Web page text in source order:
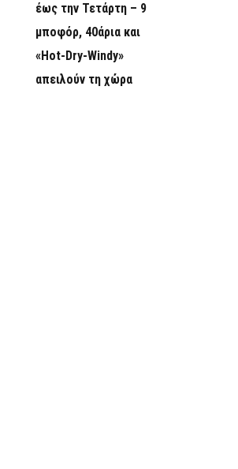
έως την Τετάρτη – 9
μποφόρ, 40άρια και
«Hot-Dry-Windy»
απειλούν τη χώρα